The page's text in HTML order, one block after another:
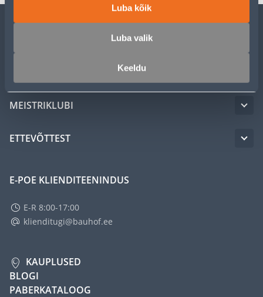
Luba kõik
Luba valik
Keeldu
MEISTRIKLUBI
ETTEVÕTTEST
E-POE KLIENDITEENINDUS
E-R 8:00-17:00
klienditugi@bauhof.ee
KAUPLUSED
BLOGI
PABERKATALOOG